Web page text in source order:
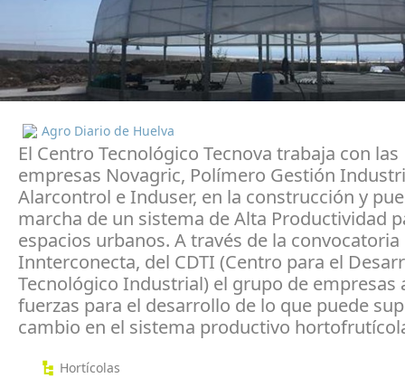
Agro Diario de Huelva
El Centro Tecnológico Tecnova trabaja con las
empresas Novagric, Polímero Gestión
Alarcontrol e Induser, en la construcción y
marcha de un sistema de Alta Productividad
espacios urbanos. A través de la convocatoria
Innterconecta, del CDTI (Centro para el
Tecnológico Industrial) el grupo de empresas
fuerzas para el desarrollo de lo que puede
cambio en el sistema productivo
Hortícolas